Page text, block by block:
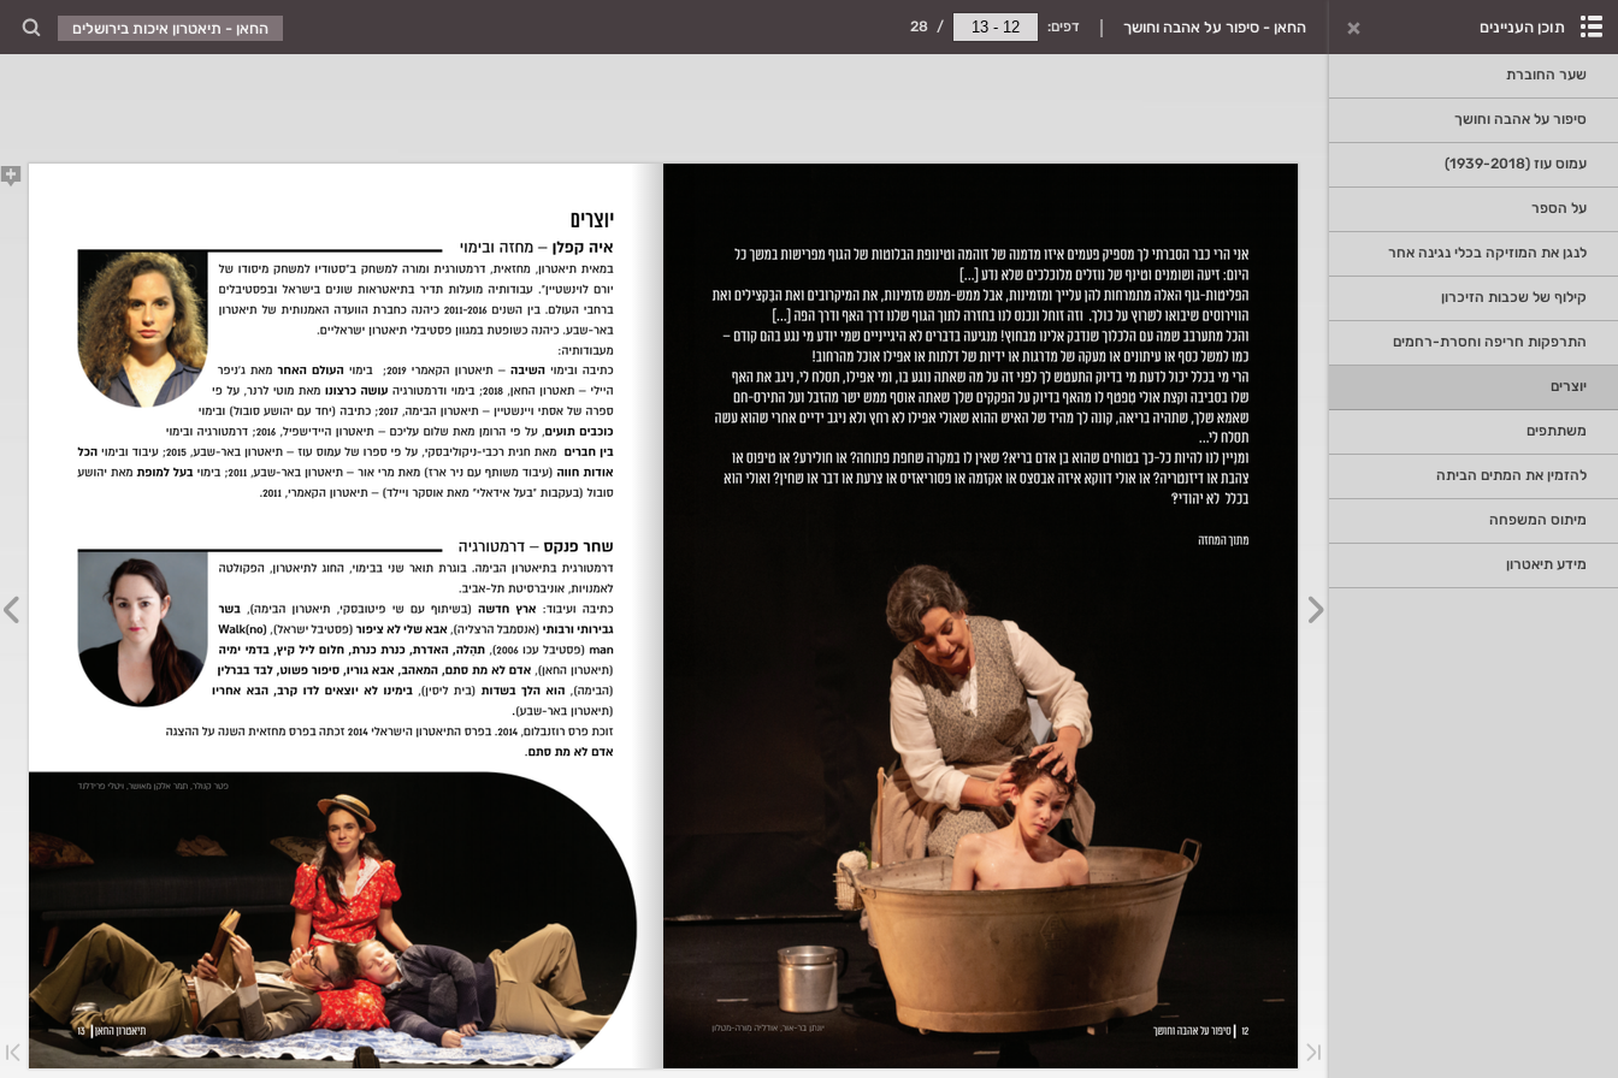
החאן - סיפור על אהבה וחושך דפים: /
28 החאן - תיאטרון איכות בירושלים תוכן העניינים
שער החוברת
סיפור על אהבה וחושך
עמוס עוז (1939-2018)
על הספר
לנגן את המוזיקה בכלי נגינה אחר
קילוף של שכבות הזיכרון
התרפקות חריפה וחסרת-רחמים
יוצרים
משתתפים
להזמין את המתים הביתה
מיתוס המשפחה
מידע תיאטרון